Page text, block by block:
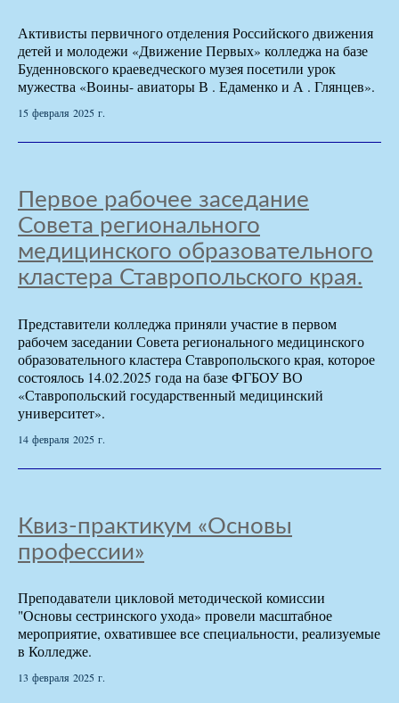
Активисты первичного отделения Российского движения
детей и молодежи «Движение Первых» колледжа на базе
Буденновского краеведческого музея посетили урок
мужества «Воины- авиаторы В . Едаменко и А . Глянцев».
15 февраля 2025 г.
Первое рабочее заседание
Совета регионального
медицинского образовательного
кластера Ставропольского края.
Представители колледжа приняли участие в первом
рабочем заседании Совета регионального медицинского
образовательного кластера Ставропольского края, которое
состоялось 14.02.2025 года на базе ФГБОУ ВО
«Ставропольский государственный медицинский
университет».
14 февраля 2025 г.
Квиз-практикум «Основы
профессии»
Преподаватели цикловой методической комиссии
"Основы сестринского ухода» провели масштабное
мероприятие, охватившее все специальности, реализуемые
в Колледже.
13 февраля 2025 г.